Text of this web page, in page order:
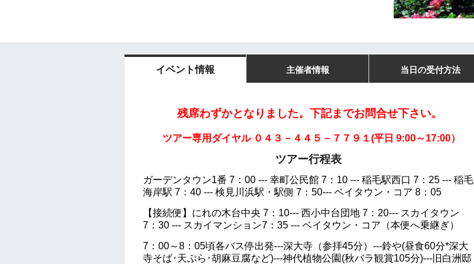
イベント情報 主催者情報 当日の受付方法
残席わずかとなりました。下記までお問合せ下さい。
ツアー専用ダイヤル ０４３－４４５－７７９１(平日 9:00～17:00）
ツアー行程表
ガーデンタウン1番 7：00 --- 幸町公民館 7：10 --- 稲毛駅西口 7：25 --- 稲毛
海岸駅 7：40 --- 検見川浜駅・駅側 7：50--- ベイタウン・コア 8：05
【接続便】にれの木台中央 7：10--- 西小中台団地 7：20--- スカイタウン
7：30 --- スカイマンション7：35 --- ベイタウン・コア（本便へ乗継ぎ）
7：00～8：05頃各バス停出発---深大寺（参拝45分）---鈴や(昼食60分*深大
寺そば･天ぷら･胡麻豆腐など)---神代植物公園(秋バラ観賞105分)---旧白洲邸